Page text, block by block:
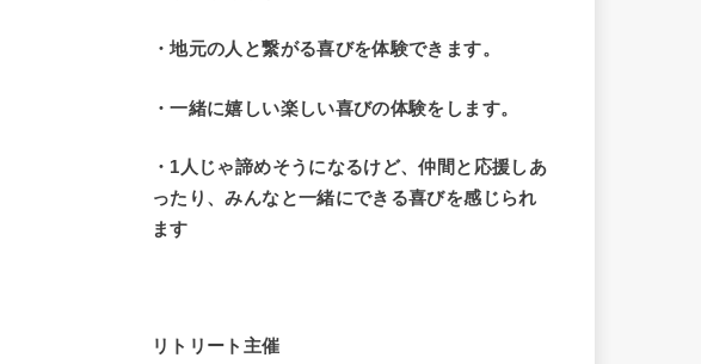
・地元の人と繋がる喜びを体験できます。
・一緒に嬉しい楽しい喜びの体験をします。
・1人じゃ諦めそうになるけど、仲間と応援しあ
ったり、みんなと一緒にできる喜びを感じられ
ます
リトリート主催